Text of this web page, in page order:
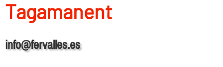
Tagamanent
info@fervalles.es